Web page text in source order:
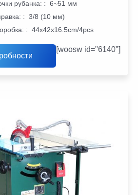
рубанка: : 6~51 мм
: 3/8 (10 мм)
: 44x42x16.5cm/4pcs
[woosw id="6140"]